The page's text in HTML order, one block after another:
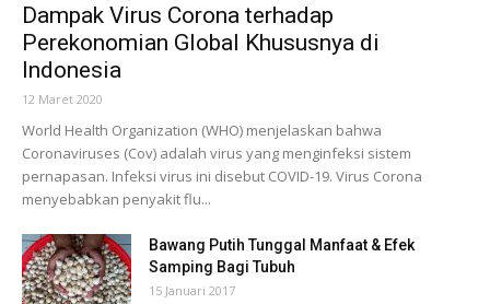
Dampak Virus Corona terhadap
Perekonomian Global Khususnya di
Indonesia
12 Maret 2020
World Health Organization (WHO) menjelaskan bahwa
Coronaviruses (Cov) adalah virus yang menginfeksi sistem
pernapasan. Infeksi virus ini disebut COVID-19. Virus Corona
menyebabkan penyakit flu...
Bawang Putih Tunggal Manfaat & Efek
Samping Bagi Tubuh
15 Januari 2017